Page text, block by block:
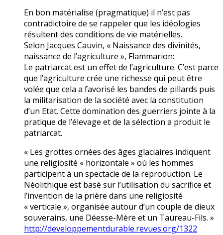
En bon matérialise (pragmatique) il n’est pas
contradictoire de se rappeler que les idéologies
résultent des conditions de vie matérielles.
Selon Jacques Cauvin, « Naissance des divinités,
naissance de l’agriculture », Flammarion:
Le patriarcat est un effet de l’agriculture. C’est parce
que l’agriculture crée une richesse qui peut être
volée que cela a favorisé les bandes de pillards puis
la militarisation de la société avec la constitution
d’un Etat. Cette domination des guerriers jointe à la
pratique de l’élevage et de la sélection a produit le
patriarcat.
« Les grottes ornées des âges glaciaires indiquent
une religiosité « horizontale » où les hommes
participent à un spectacle de la reproduction. Le
Néolithique est basé sur l’utilisation du sacrifice et
l’invention de la prière dans une religiosité
« verticale », organisée autour d’un couple de dieux
souverains, une Déesse-Mère et un Taureau-Fils. »
http://developpementdurable.revues.org/1322